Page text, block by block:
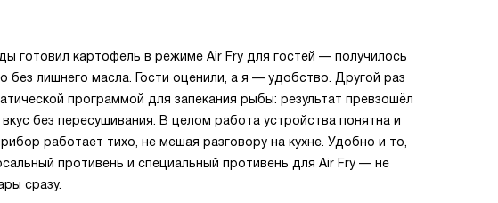
готовил картофель в режиме Air Fry для гостей — получилось
без лишнего масла. Гости оценили, а я — удобство. Другой раз
программой для запекания рыбы: результат превзошёл
без пересушивания. В целом работа устройства понятна и
работает тихо, не мешая разговору на кухне. Удобно и то,
противень и специальный противень для Air Fry — не
сразу.